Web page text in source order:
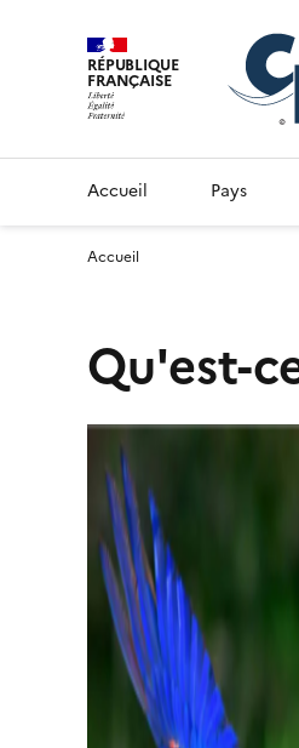
RÉPUBLIQUE
FRANÇAISE
Accueil Pays
Accueil
Qu'est-